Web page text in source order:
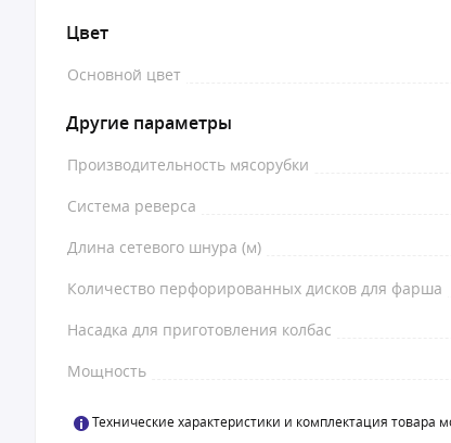
Цвет
Основной цвет
Другие параметры
Производительность мясорубки
Система реверса
Длина сетевого шнура (м)
Количество перфорированных дисков для фарша
Насадка для приготовления колбас
Мощность
Технические характеристики и комплектация товара